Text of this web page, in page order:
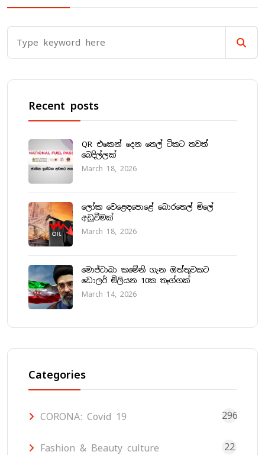
Recent posts
QR එකෙන් දෙන තෙල් ටිකට තවත්
බෙදිල්ලක්
March 18, 2026
ලෝක වෙළෙඳපොළේ බොරතෙල් මිලේ
අඩුවීමක්
March 18, 2026
මොජ්ටාබා කමේනි ගැන ඔත්තුවකට
ඩොලර් මිලියන 10ක තෑග්ගක්
March 14, 2026
Categories
CORONA: Covid 19 296
Fashion & Beauty culture 22